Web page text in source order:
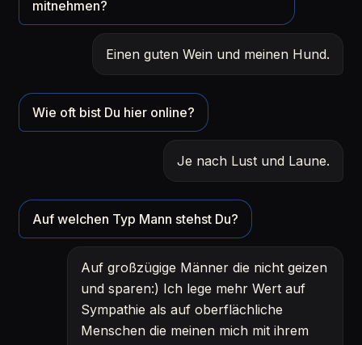
mitnehmen?
Einen guten Wein und meinen Hund.
Wie oft bist Du hier online?
Je nach Lust und Laune.
Auf welchen Typ Mann stehst Du?
Auf großzügige Männer die nicht geizen
und sparen:) Ich lege mehr Wert auf
Sympathie als auf oberflächliche
Menschen die meinen mich mit ihrem